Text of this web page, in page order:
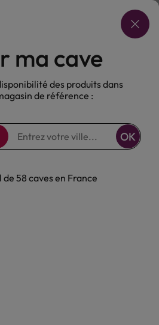
Choisir ma cave
Sans alcool
ma cave
des produits dans
de référence :
OK
58 caves en France